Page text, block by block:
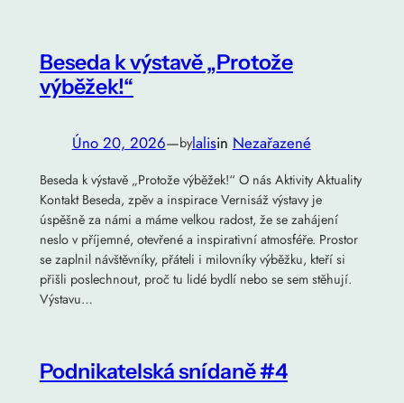
Beseda k výstavě „Protože
výběžek!“
Úno 20, 2026—bylalisin Nezařazené
Beseda k výstavě „Protože výběžek!“ O nás Aktivity Aktuality
Kontakt Beseda, zpěv a inspirace Vernisáž výstavy je
úspěšně za námi a máme velkou radost, že se zahájení
neslo v příjemné, otevřené a inspirativní atmosféře. Prostor
se zaplnil návštěvníky, přáteli i milovníky výběžku, kteří si
přišli poslechnout, proč tu lidé bydlí nebo se sem stěhují.
Výstavu…
Podnikatelská snídaně #4